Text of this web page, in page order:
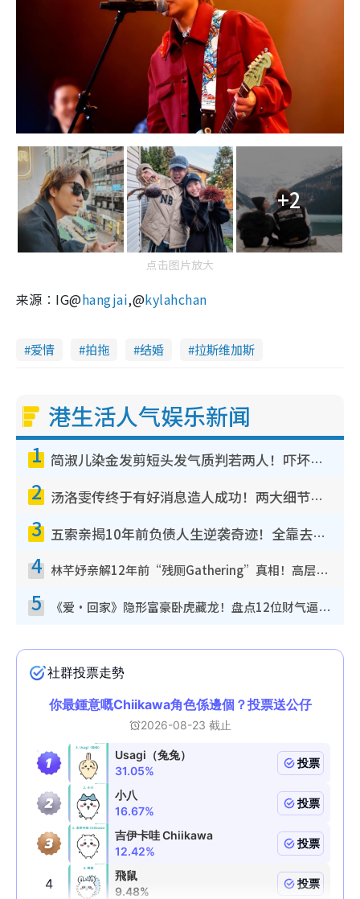
+2
点击图片放大
来源︰IG@hangjai,@kylahchan
爱情 拍拖 结婚 拉斯维加斯
港生活人气娱乐新闻
1 简淑儿染金发剪短头发气质判若两人！吓坏老公麦大力都认不出：“你做什么？”
2 汤洛雯传终于有好消息造人成功！两大细节曝孕味极浓引猜测：大肚婆先会咁！
3 五索亲揭10年前负债人生逆袭奇迹！全靠去一地方转运后即遇上马先生
4 林芊妤亲解12年前“残厕Gathering”真相！高层解约一句话重创尊严，至今拒返TVB
5 《爱·回家》隐形富豪卧虎藏龙！盘点12位财气逼人的有钱艺人：这位美女3亿身家不愁做